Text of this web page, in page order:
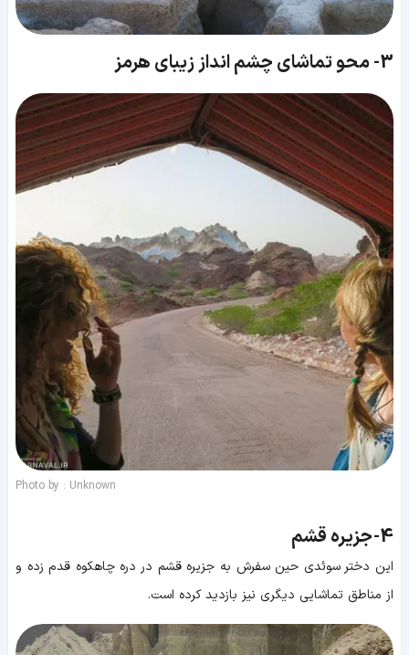
3- محو تماشای چشم انداز زیبای هرمز
Photo by : Unknown
4- جزیره قشم
این دختر سوئدی حین سفرش به جزیره قشم در دره چاهکوه قدم زده و
از مناطق تماشایی دیگری نیز بازدید کرده است.